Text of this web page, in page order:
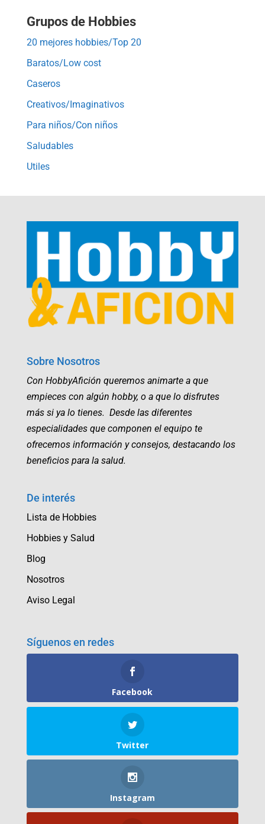
Grupos de Hobbies
20 mejores hobbies/Top 20
Baratos/Low cost
Caseros
Creativos/Imaginativos
Para niños/Con niños
Saludables
Utiles
Sobre Nosotros
Con HobbyAfición queremos animarte a que
empieces con algún hobby, o a que lo disfrutes
más si ya lo tienes. Desde las diferentes
especialidades que componen el equipo te
ofrecemos información y consejos, destacando los
beneficios para la salud.
De interés
Lista de Hobbies
Hobbies y Salud
Blog
Nosotros
Aviso Legal
Síguenos en redes
Facebook
Twitter
Instagram